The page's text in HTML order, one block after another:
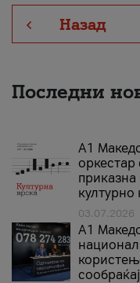
Назад
Последни
А1
оркестар
културно
03.07.2026
A1